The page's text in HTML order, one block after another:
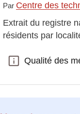
Par Centre des
Extrait du registre
résidents par
Qualité des
Qualité des